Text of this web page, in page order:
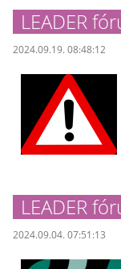
LEADER
2024.09.19. 08:48:12
LEADER
2024.09.04. 07:51:13